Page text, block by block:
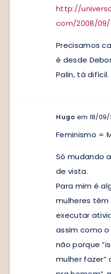
http://
com/2008/
Precisamos
é desde
Palin, tá difícil.
Hugo em 18/
Feminismo =
Só mudando
de vista.
Para mim é
mulheres
executar
assim como o
não porque
mulher fazer”